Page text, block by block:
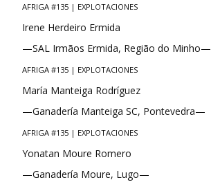
AFRIGA #135 | EXPLOTACIONES
Irene Herdeiro Ermida
—SAL Irmãos Ermida, Região do Minho—
AFRIGA #135 | EXPLOTACIONES
María Manteiga Rodríguez
—Ganadería Manteiga SC, Pontevedra—
AFRIGA #135 | EXPLOTACIONES
Yonatan Moure Romero
—Ganadería Moure, Lugo—